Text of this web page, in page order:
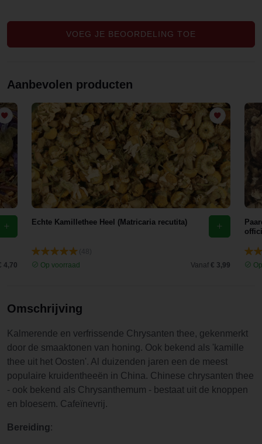
mijn
kreeg ik er
ook nog
eens een
gratis
sample bij.
Gewoon
aanrader.
VOEG JE BEOORDELING TOE
Aanbevolen producten
4,70
Echte Kamillethee Heel (Matricaria recutita)
Op voorraad
Vanaf € 3,99
Omschrijving
Kalmerende en verfrissende Chrysanten thee, gekenmerkt
door de smaaktonen van honing. Ook bekend als 'kamille
thee uit het Oosten'. Al duizenden jaren een de meest
populaire kruidentheeën in China. Chinese chrysanten thee
- ook bekend als Chrysanthemum - bestaat uit de knoppen
en bloesem. Cafeïnevrij.
Bereiding: